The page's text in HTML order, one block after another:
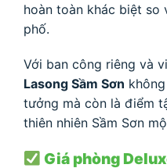
hoàn toàn khác biệt so
phố.
Với ban công riêng và
Lasong Sầm Sơn
tưởng mà còn là điểm
thiên nhiên Sầm Sơn
Giá phòng